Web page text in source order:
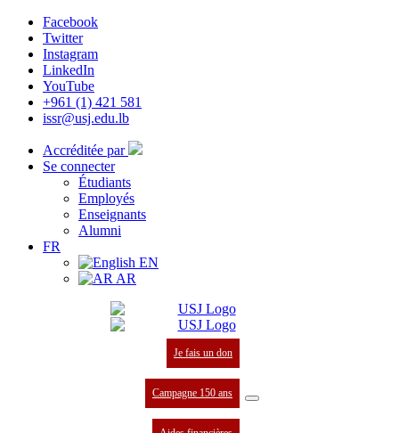
Facebook
Twitter
Instagram
LinkedIn
YouTube
+961 (1) 421 581
issr@usj.edu.lb
Accréditée par
Se connecter
Étudiants
Employés
Enseignants
Alumni
FR
EN
AR
Je fais un don
Campagne 150 ans